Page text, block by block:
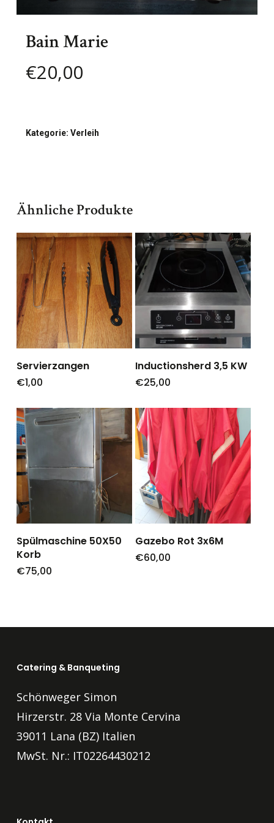
Bain Marie
€20,00
Kategorie: Verleih
Ähnliche Produkte
Servierzangen
€1,00
Inductionsherd 3,5 KW
€25,00
Spülmaschine 50X50
Korb
€75,00
Gazebo Rot 3x6M
€60,00
Catering & Banqueting
Schönweger Simon
Hirzerstr. 28 Via Monte Cervina
39011 Lana (BZ) Italien
MwSt. Nr.: IT02264430212